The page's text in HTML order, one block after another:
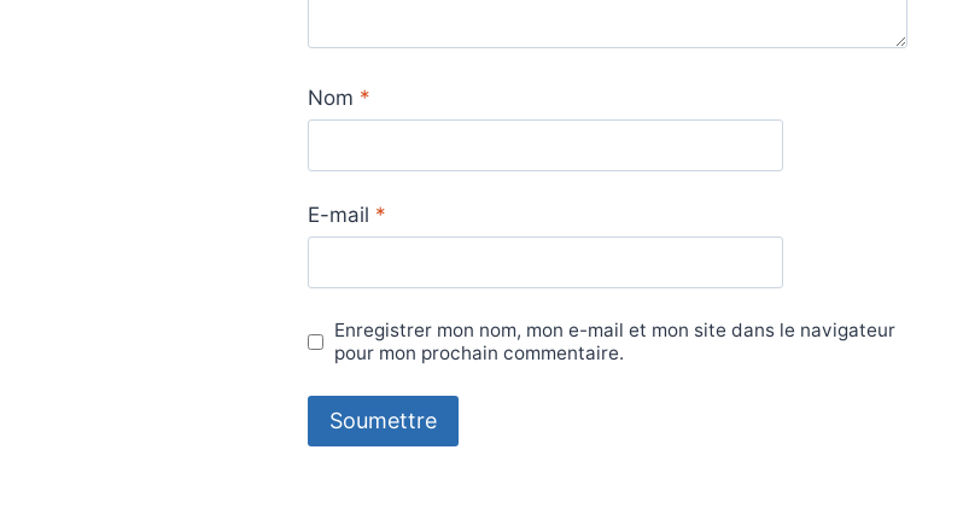
Nom *
E-mail *
Enregistrer mon nom, mon e-mail et mon site dans le navigateur
pour mon prochain commentaire.